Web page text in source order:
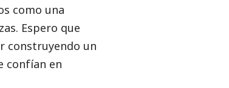
como una
Espero que
construyendo un
confían en